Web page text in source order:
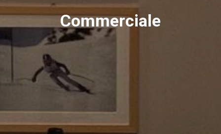
Commerciale